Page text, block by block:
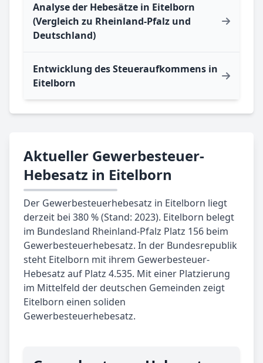
Analyse der Hebesätze in Eitelborn
(Vergleich zu Rheinland-Pfalz und
Deutschland)
Entwicklung des Steueraufkommens in
Eitelborn
Aktueller Gewerbesteuer-
Hebesatz in Eitelborn
Der Gewerbesteuerhebesatz in Eitelborn liegt
derzeit bei 380 % (Stand: 2023). Eitelborn belegt
im Bundesland Rheinland-Pfalz Platz 156 beim
Gewerbesteuerhebesatz. In der Bundesrepublik
steht Eitelborn mit ihrem Gewerbesteuer-
Hebesatz auf Platz 4.535. Mit einer Platzierung
im Mittelfeld der deutschen Gemeinden zeigt
Eitelborn einen soliden
Gewerbesteuerhebesatz.